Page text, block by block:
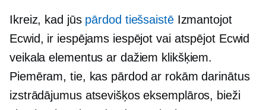
Ikreiz, kad jūs pārdod tiešsaistēIzmantojot
Ecwid, ir iespējams iespējot vai atspējot Ecwid
veikala elementus ar dažiem klikšķiem.
Piemēram, tie, kas pārdod ar rokām darinātus
izstrādājumus atsevišķos eksemplāros, bieži